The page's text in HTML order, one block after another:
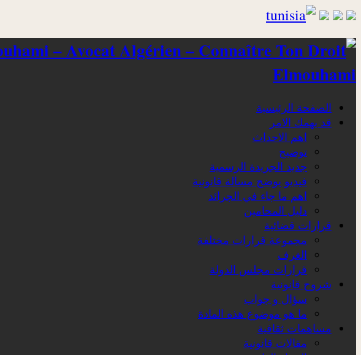
Elmouhami
الصفحة الرئيسية
قد يهمك الامر
اهم الاحداث
توضيح
جديد الجريدة الرسمية
فيديو يوضح مسالة قانونية
اهم ما جاء في الجرائد
دليل المحامين
قرارات قضائية
مجموعة قرارات مختلفة
الغرف
قرارات مجلس الدولة
شروح قانونية
سؤال و جواب
ما هو موضوع هذه المادة
مساهمات ثقافية
مقالات قانونية